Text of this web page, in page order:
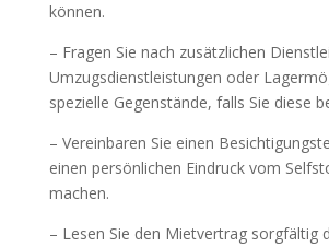
können.
– Fragen Sie nach zusätzlichen
Umzugsdienstleistungen oder
spezielle Gegenstände, falls Sie diese
– Vereinbaren Sie einen
einen persönlichen Eindruck vom
machen.
– Lesen Sie den Mietvertrag sorgfältig